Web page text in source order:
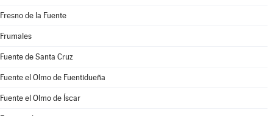
Fresno de la Fuente
Frumales
Fuente de Santa Cruz
Fuente el Olmo de Fuentidueña
Fuente el Olmo de Íscar